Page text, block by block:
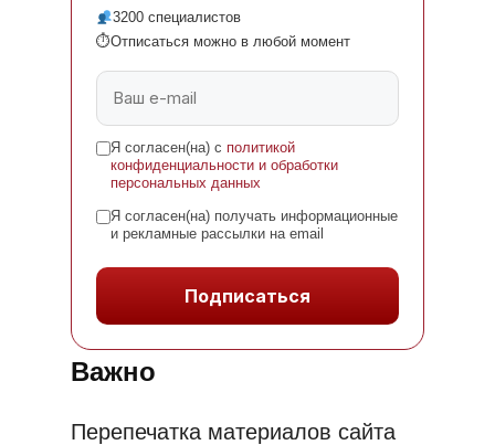
3200 специалистов
⏱Отписаться можно в любой момент
Я согласен(на) с политикой
конфиденциальности и обработки
персональных данных
Я согласен(на) получать информационные
и рекламные рассылки на email
Подписаться
Важно
Перепечатка материалов сайта